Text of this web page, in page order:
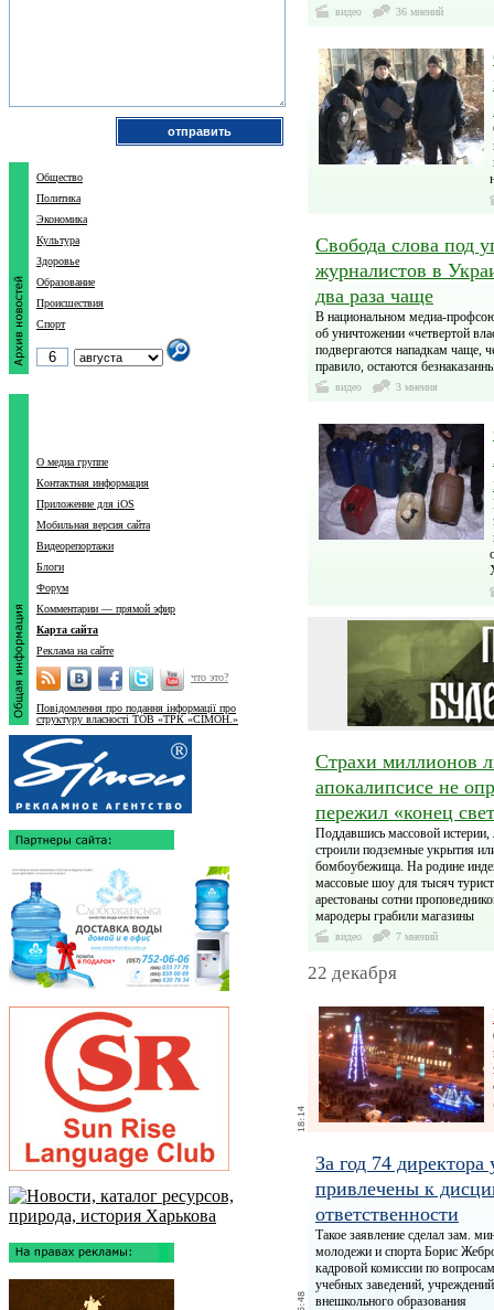
видео 36 мнений
Свобода слова под
журналистов в
два раза чаще
В национальном медиа-
об уничтожении «четвертой
подвергаются нападкам чаще,
правило, остаются
видео 3 мнения
Страхи миллионов
апокалипсисе не
пережил «конец
Поддавшись массовой
строили подземные укрытия
бомбоубежища. На родине
массовые шоу для тысяч
арестованы сотни
мародеры грабили магазины
видео 7 мнений
22 декабря
За год 74
привлечены к
ответственности
Такое заявление сделал зам.
молодежи и спорта Борис
кадровой комиссии по
учебных заведений,
внешкольного образования
Общество
Политика
Экономика
Культура
Здоровье
Образование
Происшествия
Спорт
О медиа группе
Контактная информация
Приложение для iOS
Мобильная версия сайта
Видеорепортажи
Блоги
Форум
Комментарии — прямой эфир
Карта сайта
Реклама на сайте
что это?
Повідомлення про подання інформації про
структуру власності ТОВ «ТРК «СІМОН.»